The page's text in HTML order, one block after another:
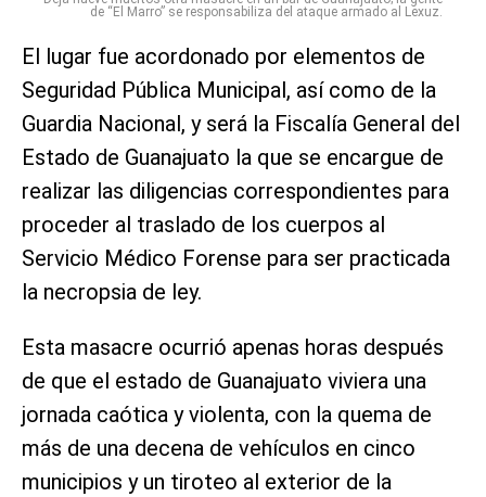
de “El Marro” se responsabiliza del ataque armado al Lexuz.
El lugar fue acordonado por elementos de
Seguridad Pública Municipal, así como de la
Guardia Nacional, y será la Fiscalía General del
Estado de Guanajuato la que se encargue de
realizar las diligencias correspondientes para
proceder al traslado de los cuerpos al
Servicio Médico Forense para ser practicada
la necropsia de ley.
Esta masacre ocurrió apenas horas después
de que el estado de Guanajuato viviera una
jornada caótica y violenta, con la quema de
más de una decena de vehículos en cinco
municipios y un tiroteo al exterior de la